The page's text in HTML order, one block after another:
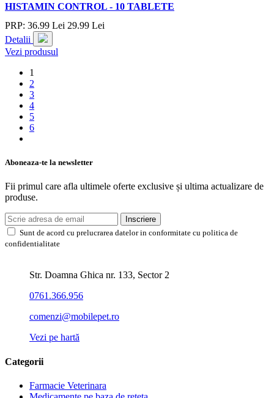
HISTAMIN CONTROL - 10 TABLETE
PRP: 36.99 Lei 29.99 Lei
Detalii
Vezi produsul
1
2
3
4
5
6
Aboneaza-te la newsletter
Fii primul care afla ultimele oferte exclusive și ultima actualizare de
produse.
Inscriere
Sunt de acord cu prelucrarea datelor in conformitate cu politica de
confidentialitate
Str. Doamna Ghica nr. 133, Sector 2
0761.366.956
comenzi@mobilepet.ro
Vezi pe hartă
Categorii
Farmacie Veterinara